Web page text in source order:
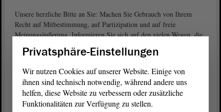
Unsere herzliche Bitte an Sie: Machen Sie Gebrauch von Ihrem
Recht auf Mitbestimmung, auf Partizipation und auf freie
Meinungsäußerung. Informieren Sie sich auf den vielen Wegen, die
Wählen Sie am 6. Juni dieses Jahres den Landtag
von Sachsen-Anhalt. Am 26. September 2021 zählt Ihre
Stimme genauso bei der Bundestagswahl.
Privatsphäre-Einstellungen
Wir nutzen Cookies auf unserer Website. Einige von
ihnen sind technisch notwendig, während andere uns
helfen, diese Website zu verbessern oder zusätzliche
Funktionalitäten zur Verfügung zu stellen.